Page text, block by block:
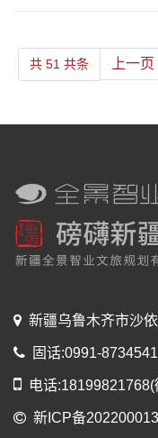
共 51 共条 上一页
新疆乌鲁木齐市沙
固话:0991-
电话:18199821768(
新ICP备